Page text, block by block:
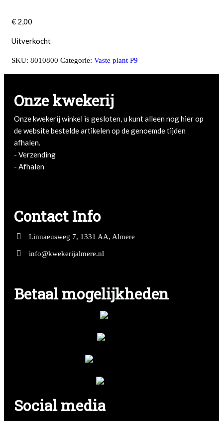
€ 2,00
Uitverkocht
SKU: 8010800 Categorie: Vaste plant P9
Onze kwekerij
Onze kwekerij winkel is gesloten, u kunt alleen nog hier op
de website bestelde artikelen op de genoemde tijden
afhalen.
- Verzending
- Afhalen
Contact Info
Linnaeusweg 7, 1331 AA, Almere
info@kwekerijalmere.nl
Betaal mogelijkheden
Social media